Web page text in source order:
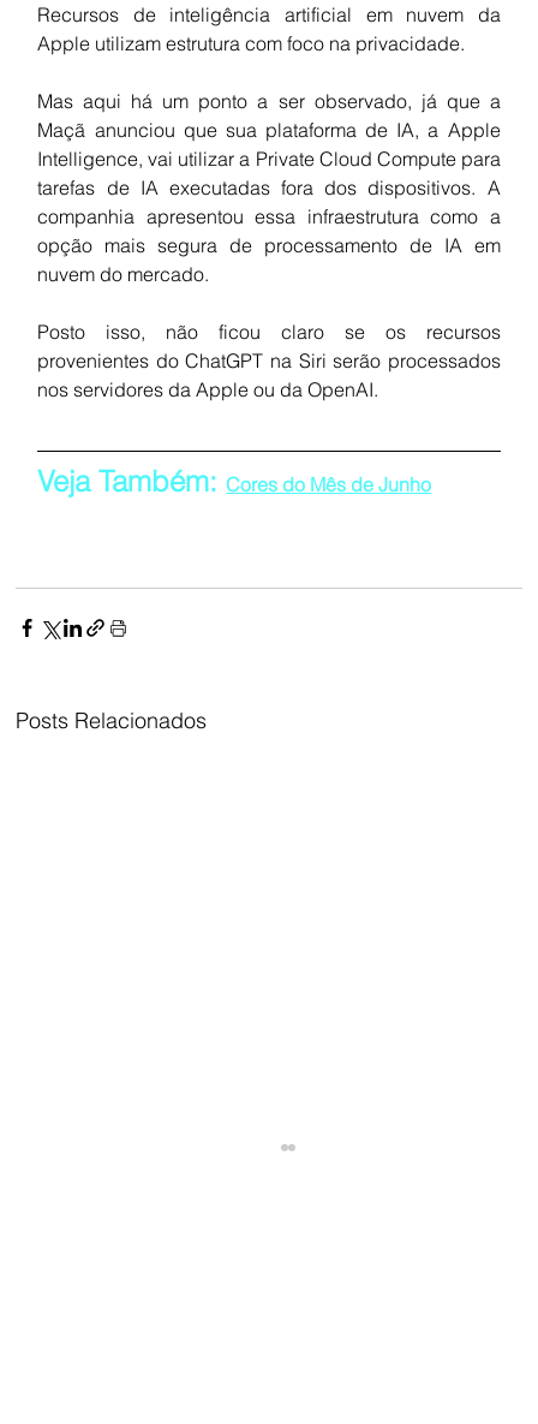
Recursos de inteligência artificial em nuvem da
Apple utilizam estrutura com foco na privacidade.
Mas aqui há um ponto a ser observado, já que a
Maçã anunciou que sua plataforma de IA, a Apple
Intelligence, vai utilizar a Private Cloud Compute para
tarefas de IA executadas fora dos dispositivos. A
companhia apresentou essa infraestrutura como a
opção mais segura de processamento de IA em
nuvem do mercado.
Posto isso, não ficou claro se os recursos
provenientes do ChatGPT na Siri serão processados
nos servidores da Apple ou da OpenAI.
Veja Também: Cores do Mês de Junho
Posts Relacionados